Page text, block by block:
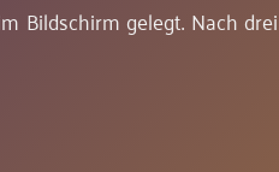
Bildschirm gelegt. Nach drei